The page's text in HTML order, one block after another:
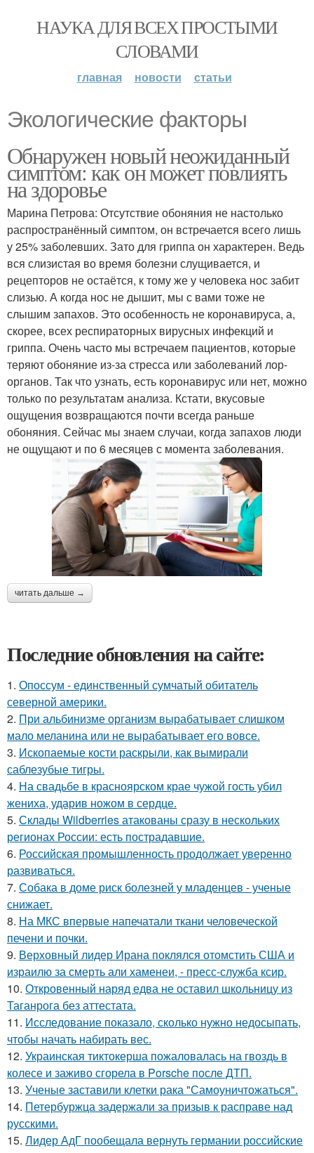
НАУКА ДЛЯ ВСЕХ ПРОСТЫМИ
СЛОВАМИ
главная новости статьи
Экологические факторы
Обнаружен новый неожиданный
симптом: как он может повлиять
на здоровье
Марина Петрова: Отсутствие обоняния не настолько
распространённый симптом, он встречается всего лишь
у 25% заболевших. Зато для гриппа он характерен. Ведь
вся слизистая во время болезни слущивается, и
рецепторов не остаётся, к тому же у человека нос забит
слизью. А когда нос не дышит, мы с вами тоже не
слышим запахов. Это особенность не коронавируса, а,
скорее, всех респираторных вирусных инфекций и
гриппа. Очень часто мы встречаем пациентов, которые
теряют обоняние из-за стресса или заболеваний лор-
органов. Так что узнать, есть коронавирус или нет, можно
только по результатам анализа. Кстати, вкусовые
ощущения возвращаются почти всегда раньше
обоняния. Сейчас мы знаем случаи, когда запахов люди
не ощущают и по 6 месяцев с момента заболевания.
читать дальше →
Последние обновления на сайте:
1. Опоссум - единственный сумчатый обитатель
северной америки.
2. При альбинизме организм вырабатывает слишком
мало меланина или не вырабатывает его вовсе.
3. Ископаемые кости раскрыли, как вымирали
саблезубые тигры.
4. На свадьбе в красноярском крае чужой гость убил
жениха, ударив ножом в сердце.
5. Склады Wildberries атакованы сразу в нескольких
регионах России: есть пострадавшие.
6. Российская промышленность продолжает уверенно
развиваться.
7. Собака в доме риск болезней у младенцев - ученые
снижает.
8. На МКС впервые напечатали ткани человеческой
печени и почки.
9. Верховный лидер Ирана поклялся отомстить США и
израилю за смерть али хаменеи, - пресс-служба ксир.
10. Откровенный наряд едва не оставил школьницу из
Таганрога без аттестата.
11. Исследование показало, сколько нужно недосыпать,
чтобы начать набирать вес.
12. Украинская тиктокерша пожаловалась на гвоздь в
колесе и заживо сгорела в Porsche после ДТП.
13. Ученые заставили клетки рака "Самоуничтожаться".
14. Петербуржца задержали за призыв к расправе над
русскими.
15. Лидер АдГ пообещала вернуть германии российские